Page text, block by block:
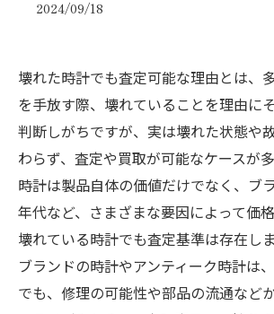
2024/09/18
壊れた時計でも査定可能な理由とは、
を手放す際、壊れていることを理由に
判断しがちですが、実は壊れた状態や
わらず、査定や買取が可能なケースが多
時計は製品自体の価値だけでなく、ブ
年代など、さまざまな要因によって価
壊れている時計でも査定基準は存在し
ブランドの時計やアンティーク時計は
でも、修理の可能性や部品の流通など